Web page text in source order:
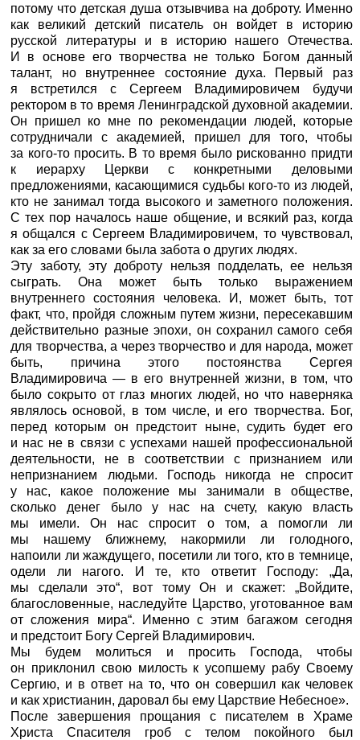
потому что детская душа отзывчива на доброту. Именно
как великий детский писатель он войдет в историю
русской литературы и в историю нашего Отечества.
И в основе его творчества не только Богом данный
талант, но внутреннее состояние духа. Первый раз
я встретился с Сергеем Владимировичем будучи
ректором в то время Ленинградской духовной академии.
Он пришел ко мне по рекомендации людей, которые
сотрудничали с академией, пришел для того, чтобы
за кого-то просить. В то время было рискованно придти
к иерарху Церкви с конкретными деловыми
предложениями, касающимися судьбы кого-то из людей,
кто не занимал тогда высокого и заметного положения.
С тех пор началось наше общение, и всякий раз, когда
я общался с Сергеем Владимировичем, то чувствовал,
как за его словами была забота о других людях.
Эту заботу, эту доброту нельзя подделать, ее нельзя
сыграть. Она может быть только выражением
внутреннего состояния человека. И, может быть, тот
факт, что, пройдя сложным путем жизни, пересекавшим
действительно разные эпохи, он сохранил самого себя
для творчества, а через творчество и для народа, может
быть, причина этого постоянства Сергея
Владимировича — в его внутренней жизни, в том, что
было сокрыто от глаз многих людей, но что наверняка
являлось основой, в том числе, и его творчества. Бог,
перед которым он предстоит ныне, судить будет его
и нас не в связи с успехами нашей профессиональной
деятельности, не в соответствии с признанием или
непризнанием людьми. Господь никогда не спросит
у нас, какое положение мы занимали в обществе,
сколько денег было у нас на счету, какую власть
мы имели. Он нас спросит о том, а помогли ли
мы нашему ближнему, накормили ли голодного,
напоили ли жаждущего, посетили ли того, кто в темнице,
одели ли нагого. И те, кто ответит Господу: „Да,
мы сделали это“, вот тому Он и скажет: „Войдите,
благословенные, наследуйте Царство, уготованное вам
от сложения мира“. Именно с этим багажом сегодня
и предстоит Богу Сергей Владимирович.
Мы будем молиться и просить Господа, чтобы
он приклонил свою милость к усопшему рабу Своему
Сергию, и в ответ на то, что он совершил как человек
и как христианин, даровал бы ему Царствие Небесное».
После завершения прощания с писателем в Храме
Христа Спасителя гроб с телом покойного был